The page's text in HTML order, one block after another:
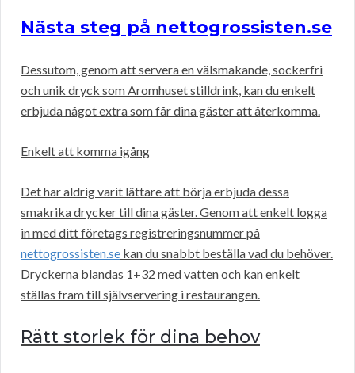
Nästa steg på nettogrossisten.se
Dessutom, genom att servera en välsmakande, sockerfri
och unik dryck som Aromhuset stilldrink, kan du enkelt
erbjuda något extra som får dina gäster att återkomma.
Enkelt att komma igång
Det har aldrig varit lättare att börja erbjuda dessa
smakrika drycker till dina gäster. Genom att enkelt logga
in med ditt företags registreringsnummer på
nettogrossisten.se kan du snabbt beställa vad du behöver.
Dryckerna blandas 1+32 med vatten och kan enkelt
ställas fram till självservering i restaurangen.
Rätt storlek för dina behov